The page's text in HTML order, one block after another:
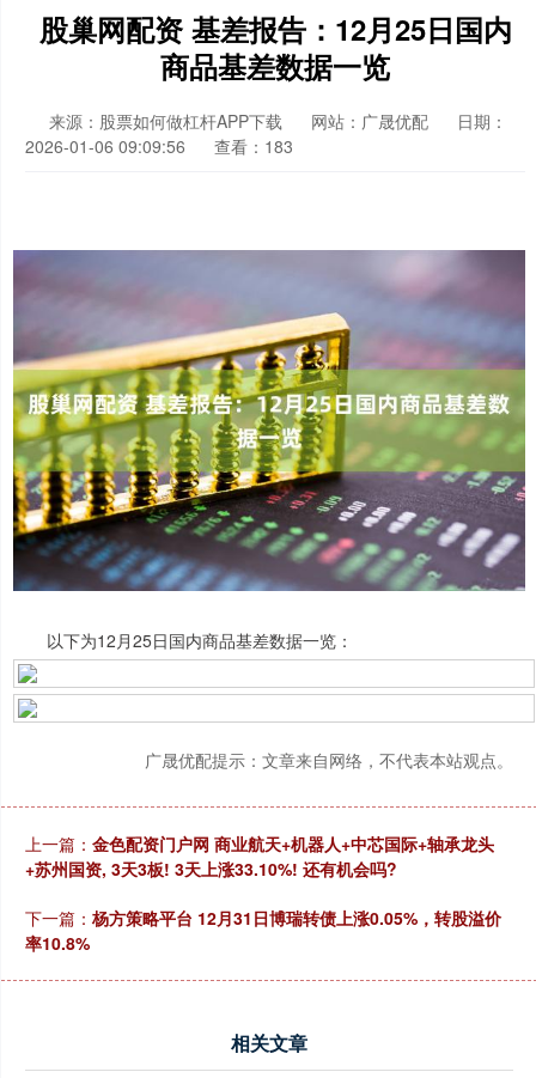
股巢网配资 基差报告：12月25日国内
商品基差数据一览
来源：股票如何做杠杆APP下载 网站：广晟优配
日期：
2026-01-06 09:09:56
查看：183
以下为12月25日国内商品基差数据一览：
广晟优配提示：文章来自网络，不代表本站观点。
上一篇： 金色配资门户网 商业航天+机器人+中芯国际+轴承龙头
+苏州国资, 3天3板! 3天上涨33.10%! 还有机会吗?
下一篇： 杨方策略平台 12月31日博瑞转债上涨0.05%，转股溢价
率10.8%
相关文章